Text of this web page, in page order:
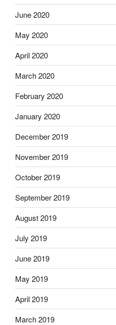
June 2020
May 2020
April 2020
March 2020
February 2020
January 2020
December 2019
November 2019
October 2019
September 2019
August 2019
July 2019
June 2019
May 2019
April 2019
March 2019